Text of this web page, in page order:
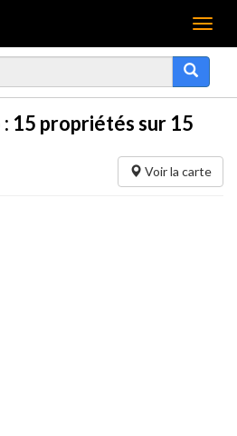
Menu
15 propriétés sur 15
Voir la carte